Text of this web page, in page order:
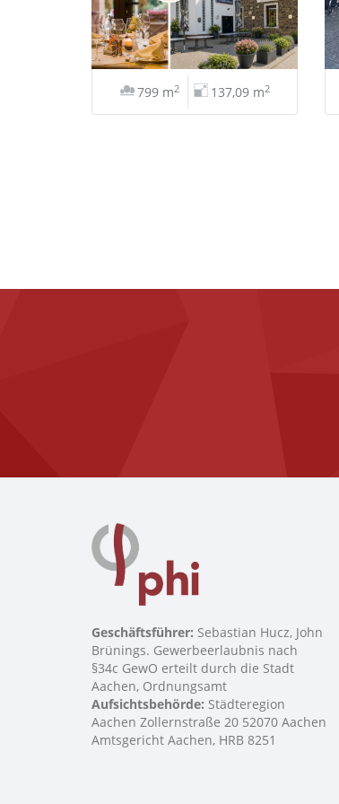
799 m2 137,09 m2
Geschäftsführer: Sebastian Hucz, John
Brünings. Gewerbeerlaubnis nach
§34c GewO erteilt durch die Stadt
Aachen, Ordnungsamt
Aufsichtsbehörde: Städteregion
Aachen Zollernstraße 20 52070 Aachen
Amtsgericht Aachen, HRB 8251